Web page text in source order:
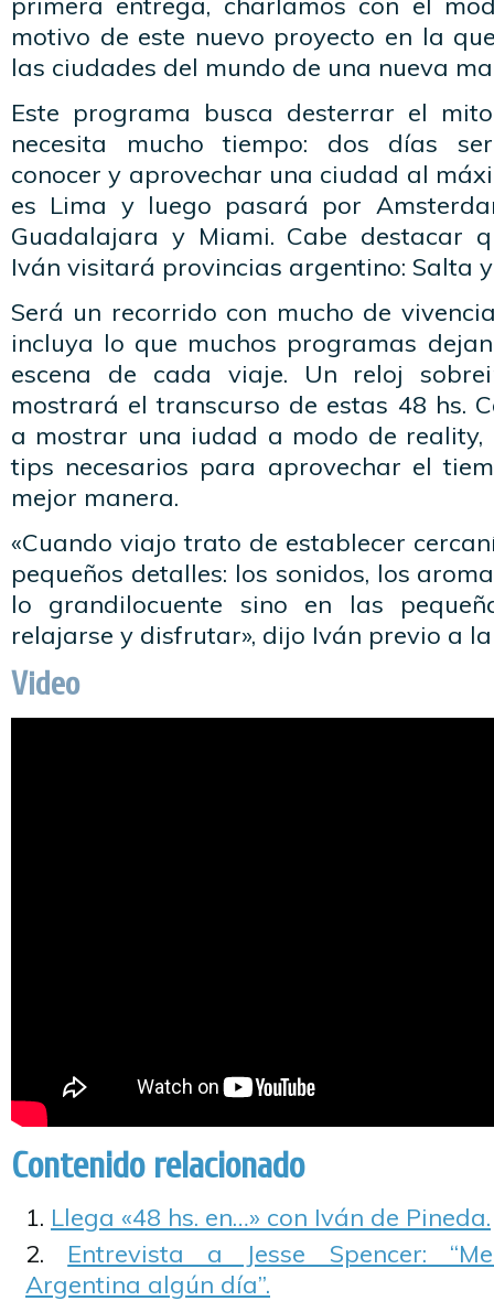
motivo de este nuevo proyecto en la
las ciudades del mundo de una nueva
Este programa busca desterrar el
necesita mucho tiempo: dos días
conocer y aprovechar una ciudad al
es Lima y luego pasará por
Guadalajara y Miami. Cabe destacar
Iván visitará provincias argentino: Salta
Será un recorrido con mucho de
incluya lo que muchos programas
escena de cada viaje. Un reloj
mostrará el transcurso de estas 48 hs.
a mostrar una iudad a modo de reality,
tips necesarios para aprovechar el
mejor manera.
«Cuando viajo trato de establecer
pequeños detalles: los sonidos, los
lo grandilocuente sino en las
relajarse y disfrutar», dijo Iván previo a
Video
Contenido relacionado
Llega «48 hs. en…» con Iván de Pineda.
Entrevista a Jesse Spencer:
Argentina algún día”.